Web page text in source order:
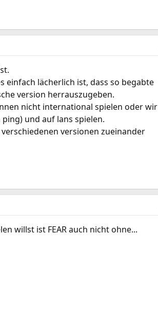
lächerlich ist, dass so begabte
version herrauszugeben.
nicht international spielen oder wir
und auf lans spielen.
versionen zueinander
willst ist FEAR auch nicht ohne...